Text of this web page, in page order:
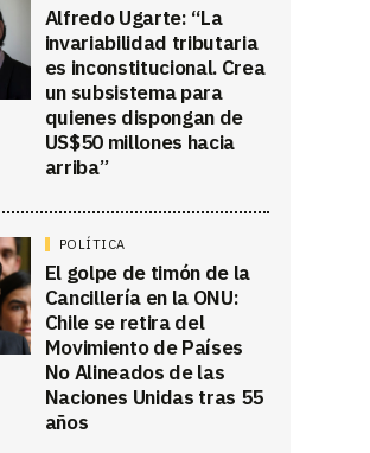
Alfredo Ugarte: “La
invariabilidad tributaria
es inconstitucional. Crea
un subsistema para
quienes dispongan de
US$50 millones hacia
arriba”
POLÍTICA
El golpe de timón de la
Cancillería en la ONU:
Chile se retira del
Movimiento de Países
No Alineados de las
Naciones Unidas tras 55
años